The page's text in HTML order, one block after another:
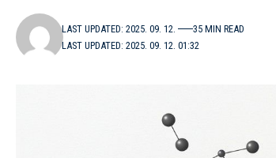
LAST UPDATED: 2025. 09. 12. 01:32
LAST UPDATED: 2025. 09. 12. 35 MIN READ